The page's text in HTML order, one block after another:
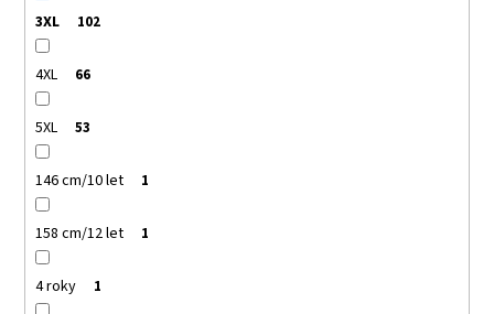
3XL 102
4XL 66
5XL 53
146 cm/10 let 1
158 cm/12 let 1
4 roky 1